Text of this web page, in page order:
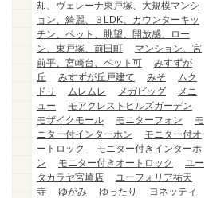
却、ヴェレーナ東戸塚、大規模マンシ
ョン、綺麗、３LDK、カウンターキッ
チン、ペット、眺望、開放感、ロー
ン、東戸塚、前田町
マンション、宮
前平、宮崎台、ペット可
みすずが
丘
みすずが丘戸建て みそ
ムク
ドリ
ムレムレ メガビッグ
メニ
ュー
モアクレストヒルズガーデン
モザイクモール
モニターフォン
モ
ニター付インターホン
モニター付オ
ートロック
モニター付きインターホ
ン
モニター付きオートロック
ユー
タカラヤ宮崎店
ユーフォリア祐天
寺
ゆがみ ゆったり
ヨネッティ